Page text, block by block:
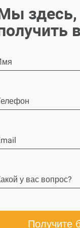
здесь,
у вас вопрос?
Получите